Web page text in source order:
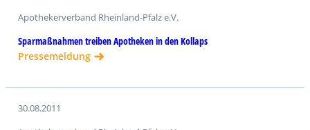
Apothekerverband Rheinland-Pfalz e.V.
Sparmaßnahmen treiben Apotheken in den Kollaps
Pressemeldung
30.08.2011